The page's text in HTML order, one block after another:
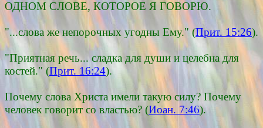
ОДНОМ СЛОВЕ, КОТОРОЕ Я ГОВОРЮ.
"...слова же непорочных угодны Ему." (Прит. 15:26).
"Приятная речь... сладка для души и целебна для
костей." (Прит. 16:24).
Почему слова Христа имели такую силу? Почему
человек говорит со властью? (Иоан. 7:46).